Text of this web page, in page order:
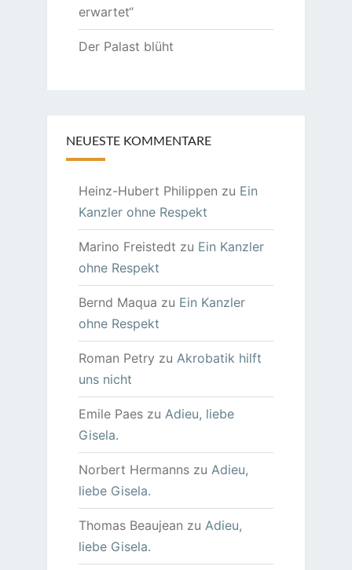
erwartet“
Der Palast blüht
NEUESTE KOMMENTARE
Heinz-Hubert Philippen zu Ein
Kanzler ohne Respekt
Marino Freistedt zu Ein Kanzler
ohne Respekt
Bernd Maqua zu Ein Kanzler
ohne Respekt
Roman Petry zu Akrobatik hilft
uns nicht
Emile Paeszu Adieu, liebe
Gisela.
Norbert Hermannszu Adieu,
liebe Gisela.
Thomas Beaujean zu Adieu,
liebe Gisela.